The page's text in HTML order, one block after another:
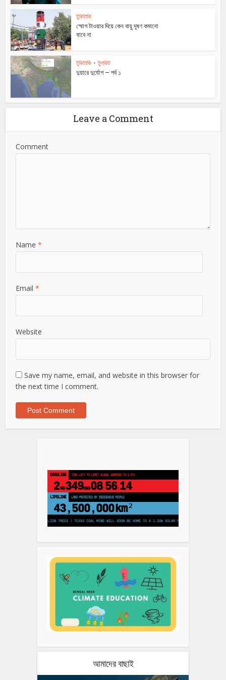
টুকিটাকি
স্মোগ টাওয়ার দিয়ে কেন বায়ু দূষণ কমানো
যাবে না
টুকিটাকি • টুলকিট
দুয়ারে দুর্যোগ – পর্ব ১
Leave a Comment
Comment
Name *
Email *
Website
Save my name, email, and website in this browser for
the next time I comment.
DEADLINE TIME LEFT TO LIMIT GLOBAL WARMING TO 1.5°C
2YRS 349DAYS 08: 56: 13
LIFELINE LAND PROTECTED BY INDIGENOUS PEOPLE
43,500,000km²
TO PLANT 250 MILLION TREES | TEXAS COAL MINE WILL SOON BE HOME TO A 1.2GW SOLAR FARM | CHINA GENERATES
আমাদের বাছাই